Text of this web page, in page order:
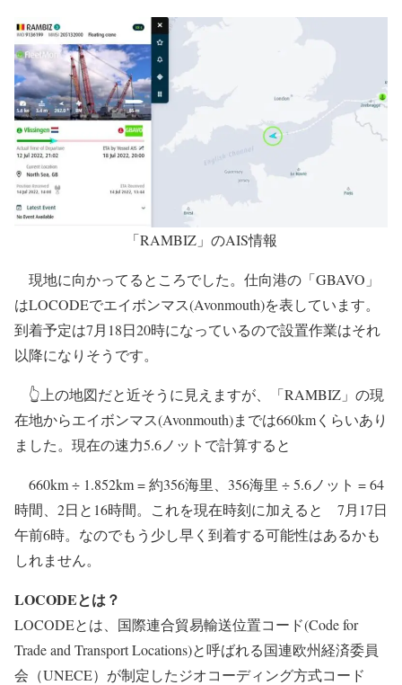
「RAMBIZ」のAIS情報
現地に向かってるところでした。仕向港の「GBAVO」
はLOCODEでエイボンマス(Avonmouth)を表しています。
到着予定は7月18日20時になっているので設置作業はそれ
以降になりそうです。
👆上の地図だと近そうに見えますが、「RAMBIZ」の現
在地からエイボンマス(Avonmouth)までは660kmくらいあり
ました。現在の速力5.6ノットで計算すると
660km ÷ 1.852km = 約356海里、356海里 ÷ 5.6ノット = 64
時間、2日と16時間。これを現在時刻に加えると 7月17日
午前6時。なのでもう少し早く到着する可能性はあるかも
しれません。
LOCODEとは？
LOCODEとは、国際連合貿易輸送位置コード(Code for
Trade and Transport Locations)と呼ばれる国連欧州経済委員
会（UNECE）が制定したジオコーディング方式コード